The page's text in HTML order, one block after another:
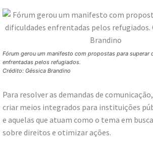
Fórum gerou um manifesto com propostas para superar
enfrentadas pelos refugiados.
Crédito: Géssica Brandino
Para resolver as demandas de
criar meios integrados para instituições
e aquelas que atuam como o tema em
sobre direitos e otimizar ações.